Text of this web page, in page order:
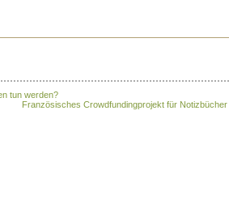
tun werden?
Französisches Crowdfundingprojekt für Notizbücher